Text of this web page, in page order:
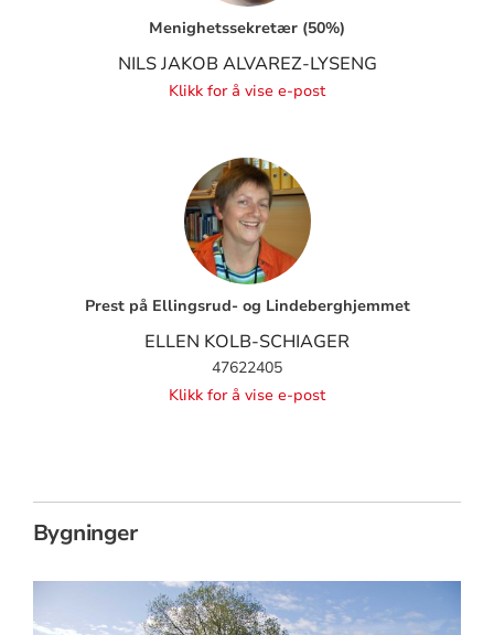
Menighetssekretær (50%)
NILS JAKOB ALVAREZ-LYSENG
Klikk for å vise e-post
Prest på Ellingsrud- og Lindeberghjemmet
ELLEN KOLB-SCHIAGER
47622405
Klikk for å vise e-post
Bygninger